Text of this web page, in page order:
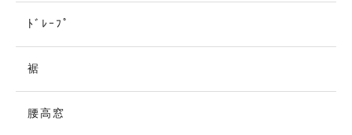
ﾄﾞﾚｰﾌﾟ
裾
腰高窓